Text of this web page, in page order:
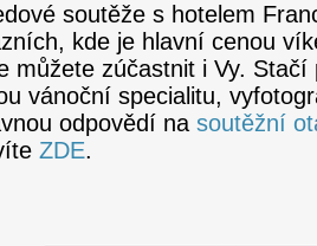
soutěže s hotelem
kde je hlavní cenou
můžete zúčastnit i Vy.
vánoční specialitu,
odpovědí na soutěžní
ZDE.